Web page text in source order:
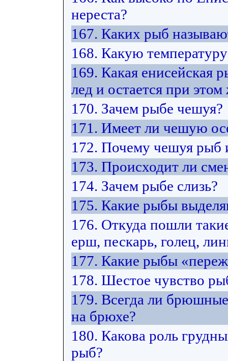
нереста?
167. Каких рыб
168. Какую
169. Какая енисейская
лед и остается при
170. Зачем рыбе чешуя?
171. Имеет ли чешую
172. Почему чешуя рыб
173. Происходит ли
174. Зачем рыбе слизь?
175. Какие рыбы
176. Откуда пошли
ерш, пескарь, голец,
177. Какие рыбы
178. Шестое чувство
179. Всегда ли
на брюхе?
180. Какова роль
рыб?